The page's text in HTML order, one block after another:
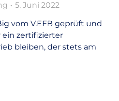
5. Juni 2022
vom V.EFB geprüft und
ein zertifizierter
bleiben, der stets am